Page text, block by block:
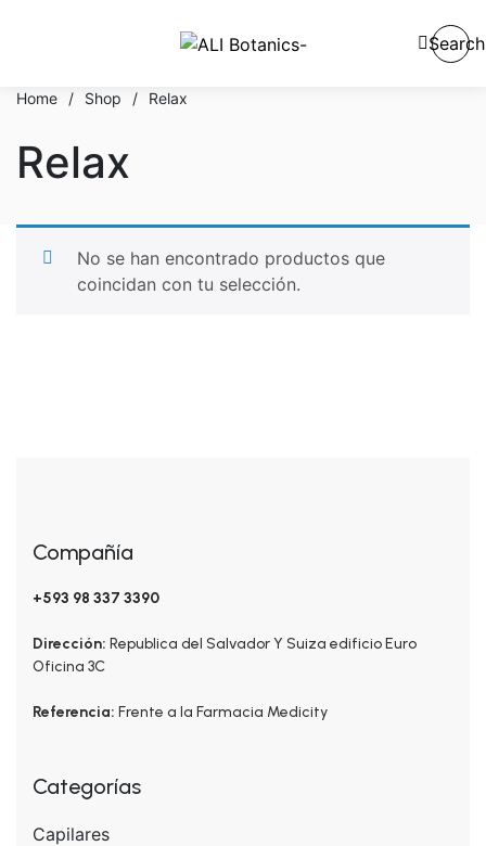
Search
Home / Shop / Relax
Relax
No se han encontrado productos que
coincidan con tu selección.
Compañía
+593 98 337 3390
Dirección: Republica del Salvador Y Suiza edificio Euro
Oficina 3C
Referencia: Frente a la Farmacia Medicity
Categorías
Capilares